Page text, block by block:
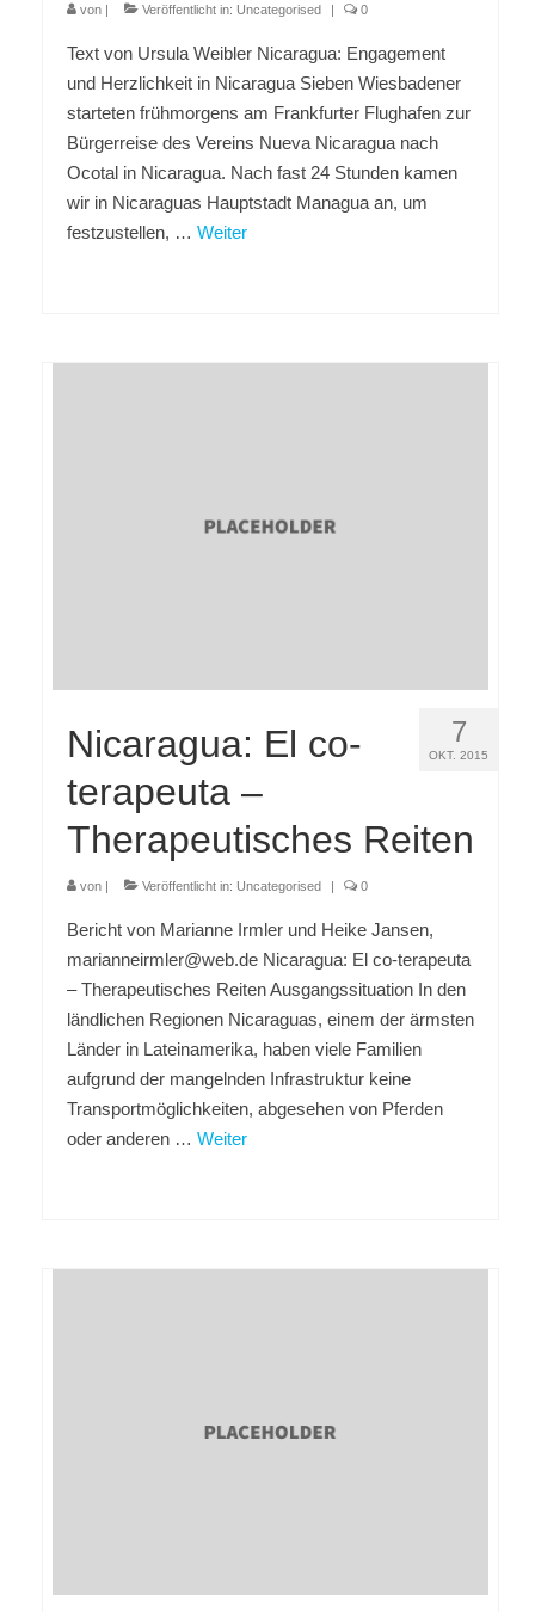
von | Veröffentlicht in: Uncategorised | 0
Text von Ursula Weibler Nicaragua: Engagement
und Herzlichkeit in Nicaragua Sieben Wiesbadener
starteten frühmorgens am Frankfurter Flughafen zur
Bürgerreise des Vereins Nueva Nicaragua nach
Ocotal in Nicaragua. Nach fast 24 Stunden kamen
wir in Nicaraguas Hauptstadt Managua an, um
festzustellen, … Weiter
7
OKT. 2015
Nicaragua: El co-
terapeuta –
Therapeutisches Reiten
von | Veröffentlicht in: Uncategorised | 0
Bericht von Marianne Irmler und Heike Jansen,
marianneirmler@web.de Nicaragua: El co-terapeuta
– Therapeutisches Reiten Ausgangssituation In den
ländlichen Regionen Nicaraguas, einem der ärmsten
Länder in Lateinamerika, haben viele Familien
aufgrund der mangelnden Infrastruktur keine
Transportmöglichkeiten, abgesehen von Pferden
oder anderen … Weiter